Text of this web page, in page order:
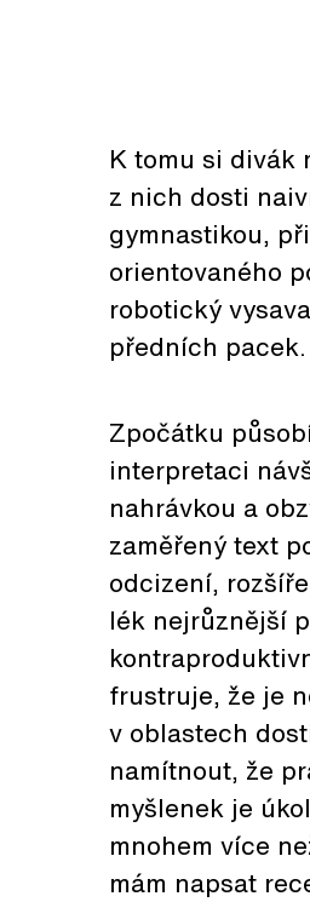
K tomu si divák
z nich dosti
gymnastikou,
orientovaného
robotický
předních pacek.
Zpočátku
interpretaci
nahrávkou a
zaměřený text
odcizení,
lék nejrůznější
frustruje, že je
v oblastech
namítnout, že
myšlenek je
mnohem více
mám napsat